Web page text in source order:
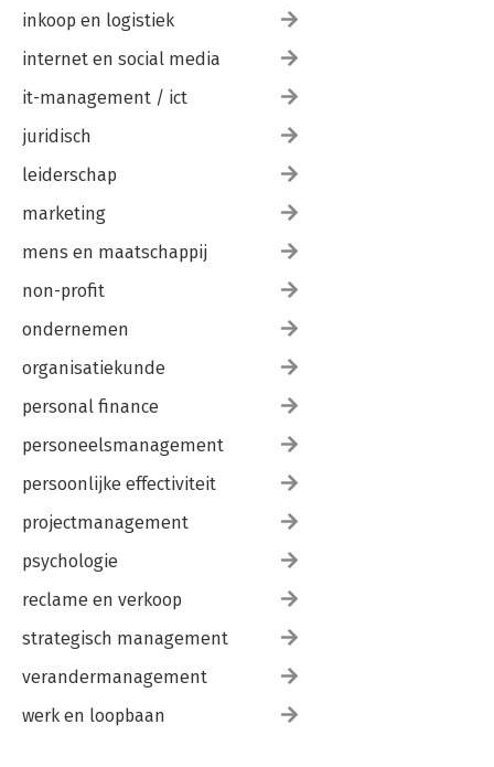
inkoop en logistiek
internet en social media
it-management / ict
juridisch
leiderschap
marketing
mens en maatschappij
non-profit
ondernemen
organisatiekunde
personal finance
personeelsmanagement
persoonlijke effectiviteit
projectmanagement
psychologie
reclame en verkoop
strategisch management
verandermanagement
werk en loopbaan